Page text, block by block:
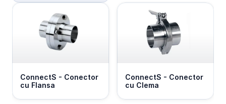
ConnectS - Conector
cu Flansa
ConnectS - Conector
cu Clema